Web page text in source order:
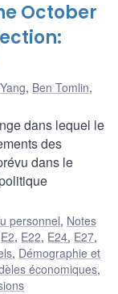
October
, Ben Tomlin,
dans lequel le
des
dans le
personnel, Notes
E2, E22, E24, E27,
, Démographie et
économiques,